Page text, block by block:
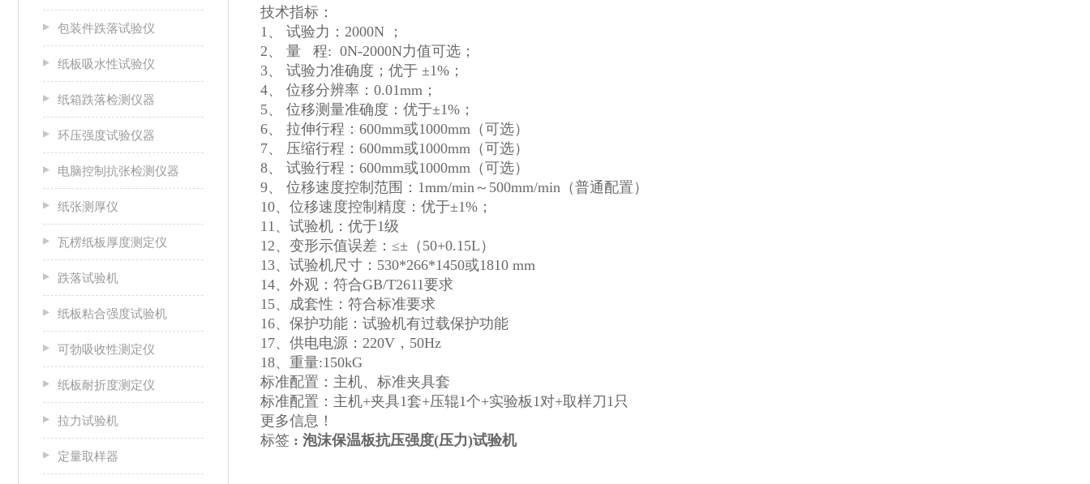
包装件跌落试验仪
纸板吸水性试验仪
纸箱跌落检测仪器
环压强度试验仪器
电脑控制抗张检测仪器
纸张测厚仪
瓦楞纸板厚度测定仪
跌落试验机
纸板粘合强度试验机
可勃吸收性测定仪
纸板耐折度测定仪
拉力试验机
定量取样器
技术指标：
1、 试验力：2000N ；
2、 量 程: 0N-2000N力值可选；
3、 试验力准确度；优于 ±1%；
4、 位移分辨率：0.01mm；
5、 位移测量准确度：优于±1%；
6、 拉伸行程：600mm或1000mm（可选）
7、 压缩行程：600mm或1000mm（可选）
8、 试验行程：600mm或1000mm（可选）
9、 位移速度控制范围：1mm/min～500mm/min（普通配置）
10、位移速度控制精度：优于±1%；
11、试验机：优于1级
12、变形示值误差：≤±（50+0.15L）
13、试验机尺寸：530*266*1450或1810 mm
14、外观：符合GB/T2611要求
15、成套性：符合标准要求
16、保护功能：试验机有过载保护功能
17、供电电源：220V，50Hz
18、重量:150kG
标准配置：主机、标准夹具套
标准配置：主机+夹具1套+压辊1个+实验板1对+取样刀1只
更多信息！
标签 : 泡沫保温板抗压强度(压力)试验机